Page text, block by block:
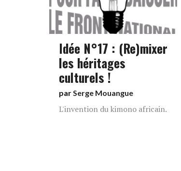
Idée N°17 : (Re)mixer
les héritages
culturels !
parSerge Mouangue
L'invention du kimono africain.